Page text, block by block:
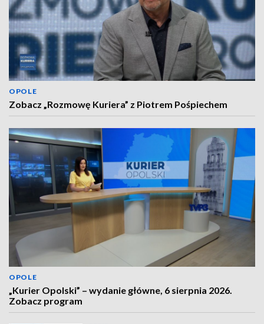
OPOLE
Zobacz „Rozmowę Kuriera” z Piotrem Pośpiechem
OPOLE
„Kurier Opolski” – wydanie główne, 6 sierpnia 2026.
Zobacz program